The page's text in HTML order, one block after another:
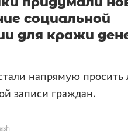
социальной
для кражи
напрямую просить
записи граждан.